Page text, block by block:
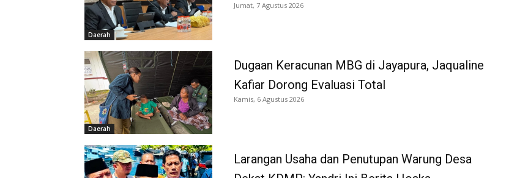
Daerah
Jumat, 7 Agustus 2026
Daerah
Dugaan Keracunan MBG di Jayapura, Jaqualine
Kafiar Dorong Evaluasi Total
Kamis, 6 Agustus 2026
Larangan Usaha dan Penutupan Warung Desa